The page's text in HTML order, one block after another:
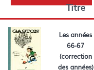
Titre
Les années
66-67
(correction
des années)